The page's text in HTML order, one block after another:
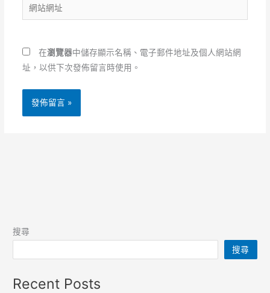
件
地
*
站
址
在瀏覽器中儲存顯示名稱、電子郵件地址及個人網站網
址，以供下次發佈留言時使用。
搜尋
搜尋
Recent Posts